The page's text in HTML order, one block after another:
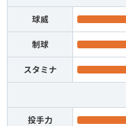
球威
制球
スタミナ
投手力